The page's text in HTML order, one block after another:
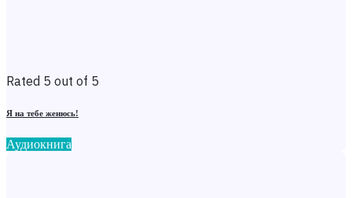
Rated 5 out of 5
Я на тебе женюсь!
Аудиокнига